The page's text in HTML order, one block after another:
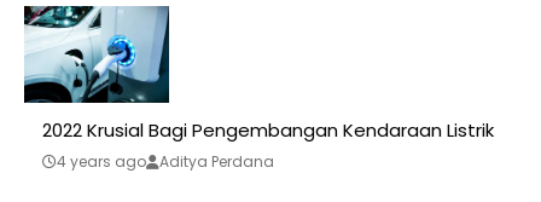
2022 Krusial Bagi Pengembangan Kendaraan Listrik
4 years ago Aditya Perdana